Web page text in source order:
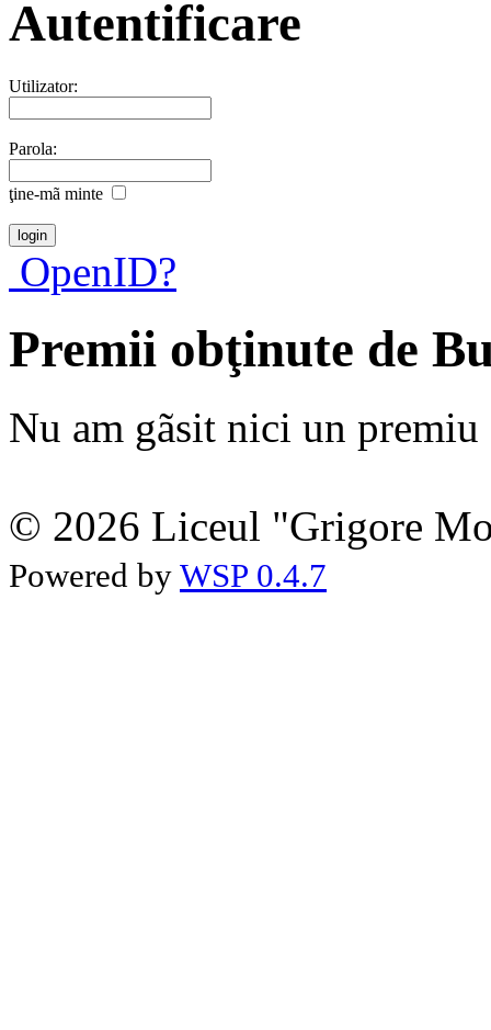
Autentificare
Utilizator:
Parola:
ţine-mã minte
OpenID?
Premii obţinute de
Nu am gãsit nici un premiu
© 2026 Liceul "Grigore
Powered by WSP 0.4.7